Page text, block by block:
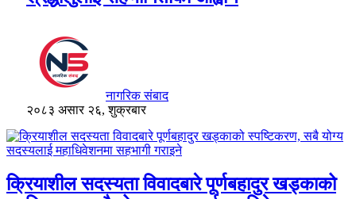
नागरिक संबाद
२०८३ असार २६, शुक्रबार
क्रियाशील सदस्यता विवादबारे पूर्णबहादुर खड्काको